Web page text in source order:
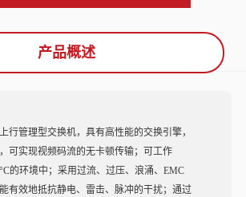
产品概述
行管理型交换机，具有高性能的交换引擎，
可实现视频码流的无卡顿传输；可工作
的环境中；采用过流、过压、浪涌、EMC
有效地抵抗静电、雷击、脉冲的干扰；通过